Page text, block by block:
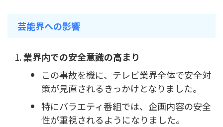
芸能界への影響
業界内での安全意識の高まり
この事故を機に、テレビ業界全体で安全対
策が見直されるきっかけとなりました。
特にバラエティ番組では、企画内容の安全
性が重視されるようになりました。